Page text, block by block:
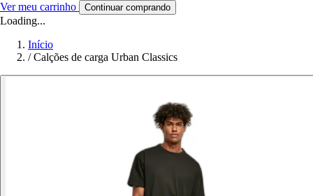
Ver meu carrinho Continuar comprando
Loading...
Início
/ Calções de carga Urban Classics